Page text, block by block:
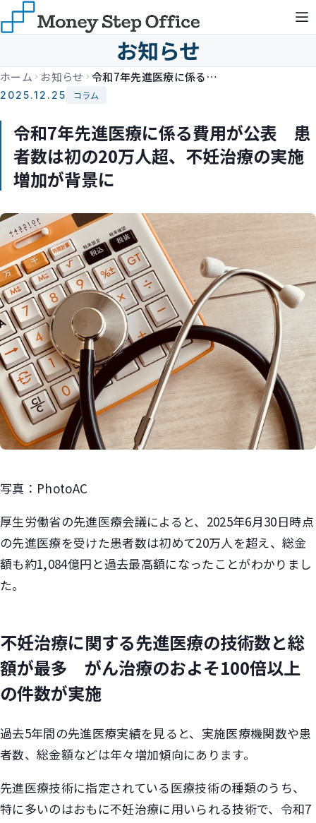
お知らせ
ホーム お知らせ 令和7年先進医療に係る費用が公表 患者数は初の20万人超、不妊治療の実施増加が背景に
2025.12.25 コラム
令和7年先進医療に係る費用が公表 患
者数は初の20万人超、不妊治療の実施
増加が背景に
写真：PhotoAC
厚生労働省の先進医療会議によると、2025年6月30日時点
の先進医療を受けた患者数は初めて20万人を超え、総金
額も約1,084億円と過去最高額になったことがわかりまし
た。
不妊治療に関する先進医療の技術数と総
額が最多 がん治療のおよそ100倍以上
の件数が実施
過去5年間の先進医療実績を見ると、実施医療機関数や患
者数、総金額などは年々増加傾向にあります。
先進医療技術に指定されている医療技術の種類のうち、
特に多いのはおもに不妊治療に用いられる技術で、令和7